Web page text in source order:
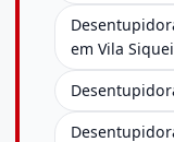
em Vila